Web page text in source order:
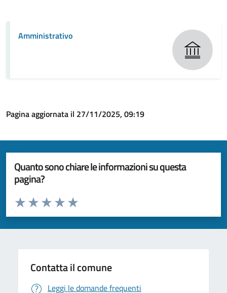
Amministrativo
Pagina aggiornata il 27/11/2025, 09:19
Quanto sono chiare le informazioni su questa
pagina?
Valuta da 1 a 5 stelle la pagina
Valuta 5 stelle su 5
Valuta 4 stelle su 5
Valuta 3 stelle su 5
Valuta 2 stelle su 5
Valuta 1 stelle su 5
Contatta il comune
Leggi le domande frequenti